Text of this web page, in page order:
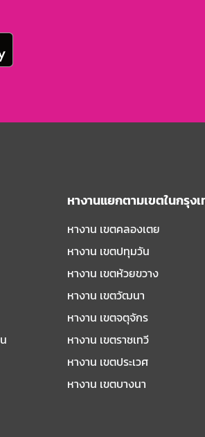
หางานแยกตามเขตในกรุง
หางาน เขตคลองเตย
หางาน เขตปทุมวัน
หางาน เขตห้วยขวาง
หางาน เขตวัฒนา
หางาน เขตจตุจักร
หางาน เขตราชเทวี
หางาน เขตประเวศ
หางาน เขตบางนา